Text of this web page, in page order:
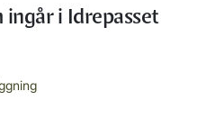
ingår i Idrepasset